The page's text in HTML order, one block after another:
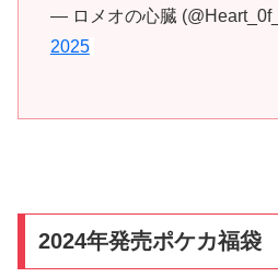
— ロメオの心臓
2025
2024年発売ポケカ福袋